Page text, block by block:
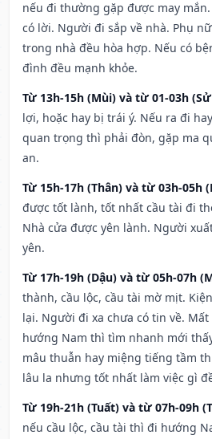
nếu đi thường gặp được may
có lời. Người đi sắp về nhà. Phụ
trong nhà đều hòa hợp. Nếu có
đình đều mạnh khỏe.
Từ 13h-15h (Mùi) và từ 01-03h
lợi, hoặc hay bị trái ý. Nếu ra đi
quan trọng thì phải đòn, gặp ma
an.
Từ 15h-17h (Thân) và từ 03h-05h
được tốt lành, tốt nhất cầu tài đi
Nhà cửa được yên lành. Người
yên.
Từ 17h-19h (Dậu) và từ 05h-07h
thành, cầu lộc, cầu tài mờ mịt.
lại. Người đi xa chưa có tin về.
hướng Nam thì tìm nhanh mới
mâu thuẫn hay miệng tiếng tầm
lâu la nhưng tốt nhất làm việc gì
Từ 19h-21h (Tuất) và từ 07h-09h
nếu cầu lộc, cầu tài thì đi hướng